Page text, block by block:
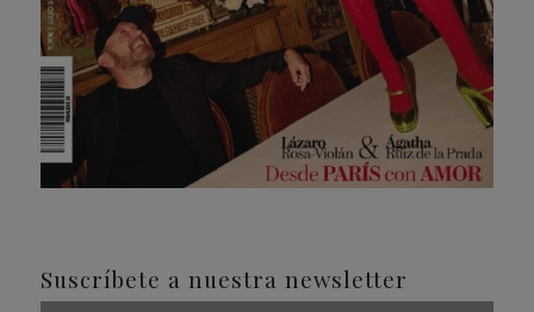
Suscríbete a nuestra newsletter